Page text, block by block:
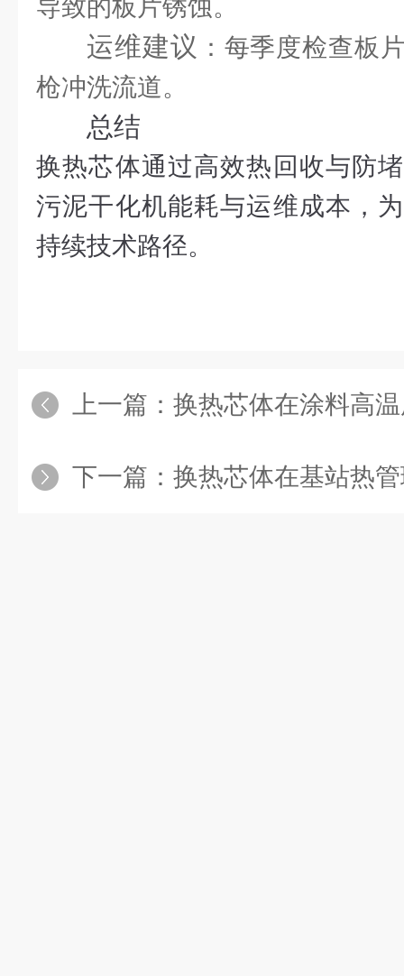
导致的板片锈蚀。
运维建议 ：每季度检查板
枪冲洗流道。
总结
换热芯体通过高效热回收与防
污泥干化机能耗与运维成本，
持续技术路径。
上一篇： 换热芯体在涂料高温废
下一篇： 换热芯体在基站热